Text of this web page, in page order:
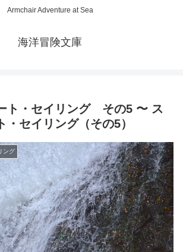
Armchair Adventure at Sea
海洋冒険文庫
ト・セイリング その5 〜 ス
・セイリング（その5）
ング